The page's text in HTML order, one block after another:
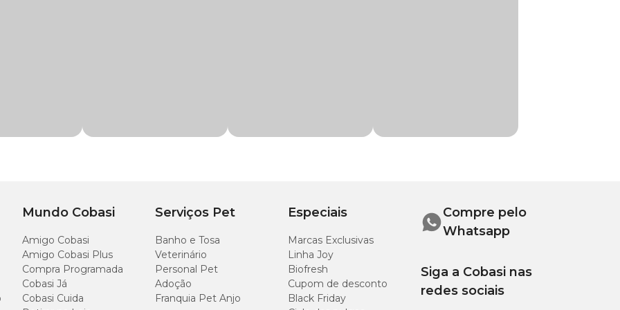
Mundo Cobasi
Amigo Cobasi
Amigo Cobasi Plus
Compra Programada
Cobasi Já
Cobasi Cuida
Serviços Pet
Banho e Tosa
Veterinário
Personal Pet
Adoção
Franquia Pet Anjo
Especiais
Marcas Exclusivas
Linha Joy
Biofresh
Cupom de desconto
Black Friday
Compre pelo
Whatsapp
Siga a Cobasi nas
redes sociais